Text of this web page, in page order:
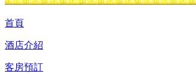
首頁
酒店介紹
客房預訂